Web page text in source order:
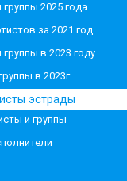
2025 года
за 2021 год
в 2023 году.
в 2023г.
эстрады
и группы